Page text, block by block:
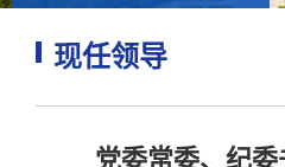
现任领导
党委常委、纪